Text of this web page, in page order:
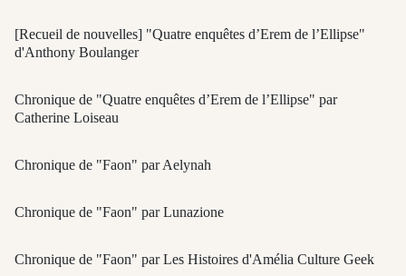
[Recueil de nouvelles] "Quatre enquêtes d’Erem de l’Ellipse"
d'Anthony Boulanger
Chronique de "Quatre enquêtes d’Erem de l’Ellipse" par
Catherine Loiseau
Chronique de "Faon" par Aelynah
Chronique de "Faon" par Lunazione
Chronique de "Faon" par Les Histoires d'Amélia Culture Geek